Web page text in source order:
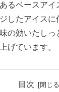
るベースア
したアイス
の効いたしっ
げています。
目次